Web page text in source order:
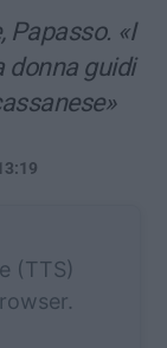
Papasso. «I
donna guidi
(TTS)